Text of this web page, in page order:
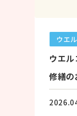
ウエ
ウエ
修繕の